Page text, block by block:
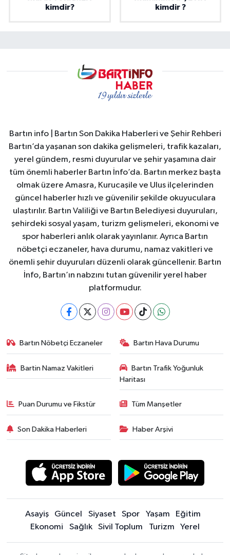
kimdir?
kimdir ?
Bartın info | Bartın Son Dakika Haberleri ve Şehir Rehberi
Bartın’da yaşanan son dakika gelişmeleri, trafik kazaları,
yerel gündem, resmi duyurular ve şehir yaşamına dair
tüm önemli haberler Bartın İnfo’da. Bartın merkez başta
olmak üzere Amasra, Kurucaşile ve Ulus ilçelerinden
güncel haberler hızlı ve güvenilir şekilde okuyuculara
ulaştırılır. Bartın Valiliği ve Bartın Belediyesi duyuruları,
şehirdeki sosyal yaşam, turizm gelişmeleri, ekonomi ve
spor haberleri anlık olarak yayınlanır. Ayrıca Bartın
nöbetçi eczaneler, hava durumu, namaz vakitleri ve
önemli şehir duyuruları düzenli olarak güncellenir. Bartın
İnfo, Bartın’ın nabzını tutan güvenilir yerel haber
platformudur.
Bartın Nöbetçi Eczaneler Bartın Hava Durumu
Bartin Namaz Vakitleri
Bartın Trafik Yoğunluk
Haritası
Puan Durumu ve Fikstür Tüm Manşetler
Son Dakika Haberleri Haber Arşivi
Asayiş Güncel Siyaset Spor Yaşam
Eğitim
Ekonomi
Sağlık Sivil Toplum Turizm Yerel